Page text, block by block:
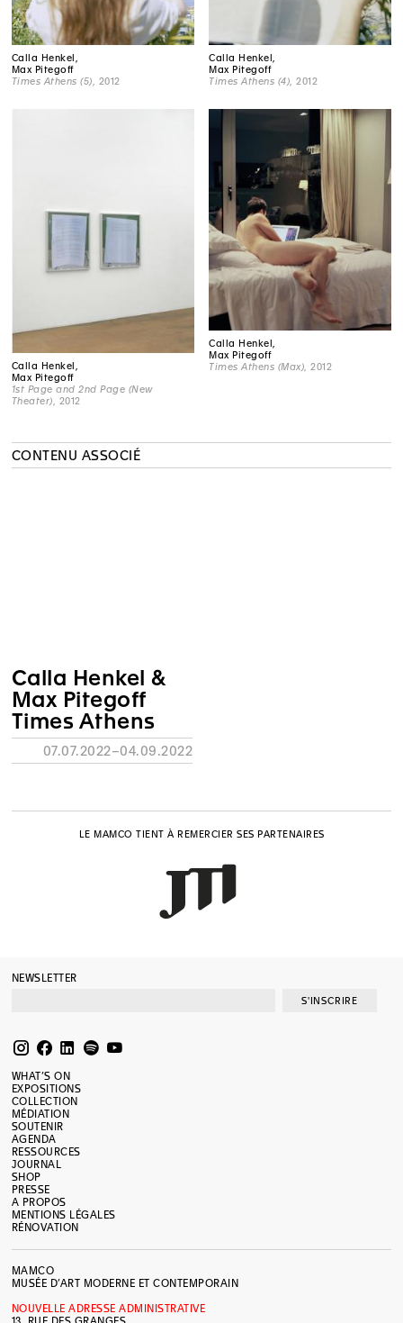
Calla Henkel,
Max Pitegoff
Times Athens (5) , 2012
Calla Henkel,
Max Pitegoff
Times Athens (4) , 2012
Calla Henkel,
Max Pitegoff
1st Page and 2nd Page (New
Theater) , 2012
Calla Henkel,
Max Pitegoff
Times Athens (Max) , 2012
CONTENU ASSOCIÉ
Calla Henkel &
Max Pitegoff
Times Athens
07.07.2022–04.09.2022
LE MAMCO TIENT À REMERCIER SES PARTENAIRES
NEWSLETTER
S'INSCRIRE
WHAT’S ON
EXPOSITIONS
COLLECTION
MÉDIATION
SOUTENIR
AGENDA
RESSOURCES
JOURNAL
SHOP
PRESSE
A PROPOS
MENTIONS LÉGALES
RÉNOVATION
MAMCO
MUSÉE D’ART MODERNE ET CONTEMPORAIN
NOUVELLE ADRESSE ADMINISTRATIVE